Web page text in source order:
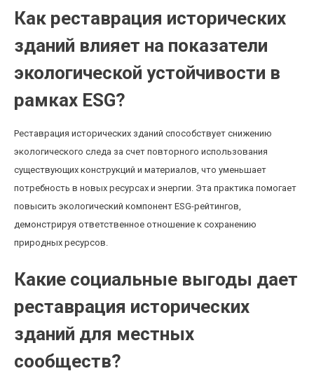
Как реставрация исторических
зданий влияет на показатели
экологической устойчивости в
рамках ESG?
Реставрация исторических зданий способствует снижению
экологического следа за счет повторного использования
существующих конструкций и материалов, что уменьшает
потребность в новых ресурсах и энергии. Эта практика помогает
повысить экологический компонент ESG-рейтингов,
демонстрируя ответственное отношение к сохранению
природных ресурсов.
Какие социальные выгоды дает
реставрация исторических
зданий для местных
сообществ?